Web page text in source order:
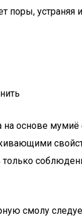
поры,
основе мумиё
только
смолу